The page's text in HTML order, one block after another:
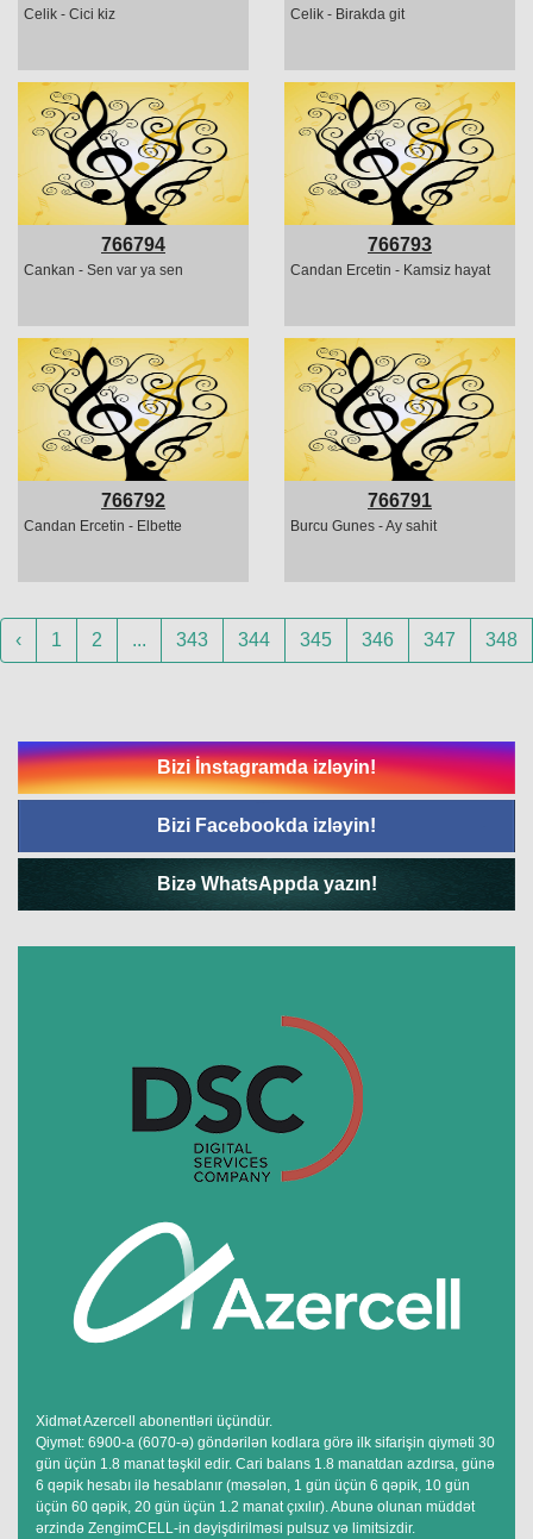
Celik - Cici kiz Celik - Birakda git
766794
Cankan - Sen var ya sen
766793
Candan Ercetin - Kamsiz hayat
766792
Candan Ercetin - Elbette
766791
Burcu Gunes - Ay sahit
‹ 1 2 ... 343 344 345 346 347 348
Bizi İnstagramda izləyin!
Bizi Facebookda izləyin!
Bizə WhatsAppda yazın!
Xidmət Azercell abonentləri üçündür.
Qiymət: 6900-a (6070-ə) göndərilən kodlara görə ilk sifarişin qiyməti 30
gün üçün 1.8 manat təşkil edir. Cari balans 1.8 manatdan azdırsa, günə
6 qəpik hesabı ilə hesablanır (məsələn, 1 gün üçün 6 qəpik, 10 gün
üçün 60 qəpik, 20 gün üçün 1.2 manat çıxılır). Abunə olunan müddət
ərzində ZengimCELL-in dəyişdirilməsi pulsuz və limitsizdir.